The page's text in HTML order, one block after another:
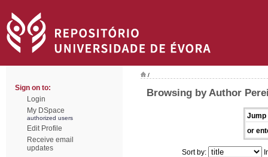
Sign on to:
Login
My DSpace
authorized users
Edit Profile
Receive email
updates
/
Browsing by Author
Jump
or
Sort by: